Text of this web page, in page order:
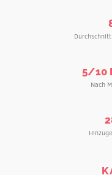
5/10
Nach